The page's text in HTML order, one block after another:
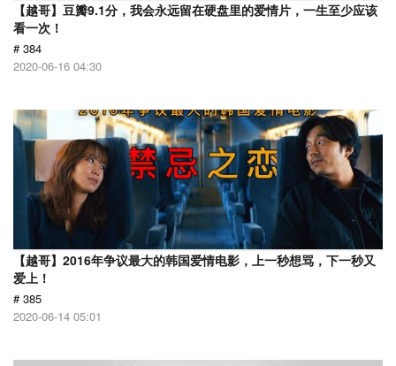
【越哥】豆瓣9.1分，我会永远留在硬盘里的爱情片，一生至少应该
看一次！
# 384
2020-06-16 04:30
【越哥】2016年争议最大的韩国爱情电影，上一秒想骂，下一秒又
爱上！
# 385
2020-06-14 05:01